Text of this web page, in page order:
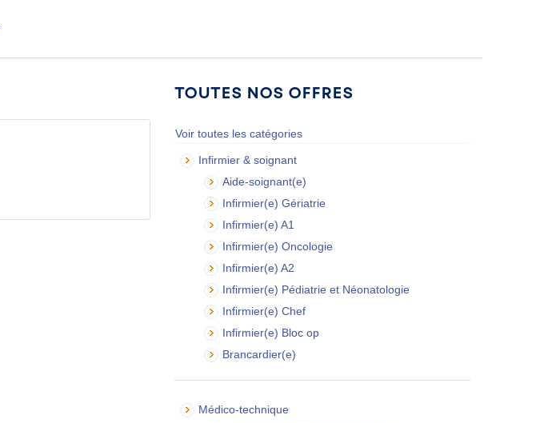
Toutes nos offres
Voir toutes les catégories
Infirmier & soignant
Aide-soignant(e)
Infirmier(e) Gériatrie
Infirmier(e) A1
Infirmier(e) Oncologie
Infirmier(e) A2
Infirmier(e) Pédiatrie et Néonatologie
Infirmier(e) Chef
Infirmier(e) Bloc op
Brancardier(e)
Médico-technique